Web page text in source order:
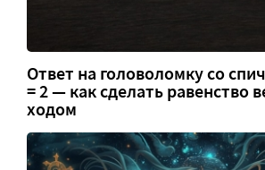
Ответ на головоломку со
= 2 — как сделать равенство
ходом